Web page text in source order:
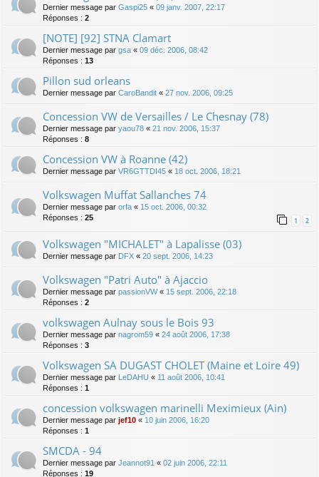
Dernier message par Gaspi25 « 09 janv. 2007, 22:17
Réponses : 2
[NOTE] [92] STNA Clamart
Dernier message par gsa « 09 déc. 2006, 08:42
Réponses : 13
Pillon sud orleans
Dernier message par CaroBandit « 27 nov. 2006, 09:25
Concession VW de Versailles / Le Chesnay (78)
Dernier message par yaou78 « 21 nov. 2006, 15:37
Réponses : 8
Concession VW à Roanne (42)
Dernier message par VR6GTTDI45 « 18 oct. 2006, 18:21
Volkswagen Muffat Sallanches 74
Dernier message par orfa « 15 oct. 2006, 00:32
Réponses : 25 1 2
Volkswagen "MICHALET" à Lapalisse (03)
Dernier message par DFX « 20 sept. 2006, 14:23
Volkswagen "Patri Auto" à Ajaccio
Dernier message par passionVW« 15 sept. 2006, 22:18
Réponses : 2
volkswagen Aulnay sous le Bois 93
Dernier message par nagrom59 « 24 août 2006, 17:38
Réponses : 3
Volkswagen SA DUGAST CHOLET (Maine et Loire 49)
Dernier message par LeDAHU « 11 août 2006, 10:41
Réponses : 1
concession volkswagen marinelli Meximieux (Ain)
Dernier message par jef10 « 10 juin 2006, 16:20
Réponses : 1
SMCDA - 94
Dernier message par Jeannot91 « 02 juin 2006, 22:11
Réponses : 19